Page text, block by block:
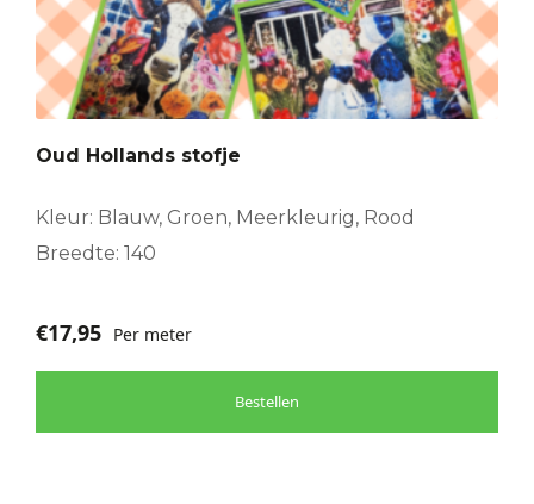
Oud Hollands stofje
Kleur: Blauw, Groen, Meerkleurig, Rood
Breedte: 140
€17,95 Per meter
Bestellen